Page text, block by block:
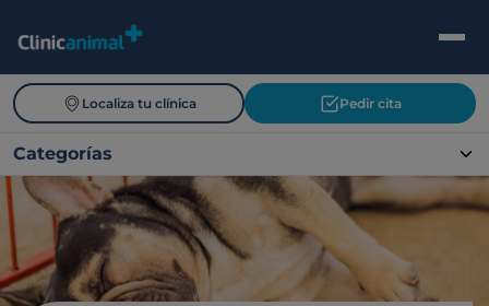
Localiza tu clínica Pedir cita
Categorías